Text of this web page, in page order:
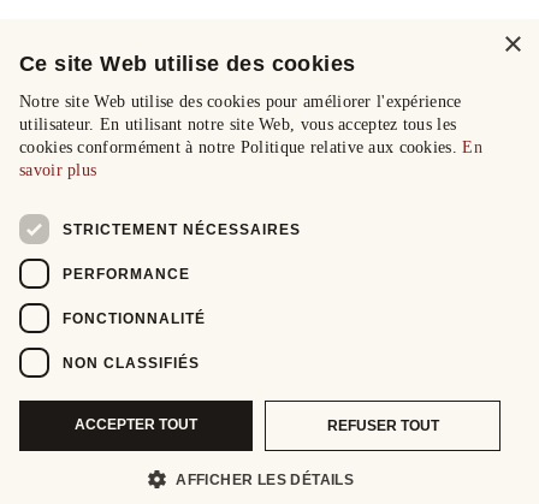
×
Ce site Web utilise des cookies
Notre site Web utilise des cookies pour améliorer l'expérience
utilisateur. En utilisant notre site Web, vous acceptez tous les
cookies conformément à notre Politique relative aux cookies.En
savoir plus
STRICTEMENT NÉCESSAIRES
PERFORMANCE
FONCTIONNALITÉ
NON CLASSIFIÉS
ACCEPTER TOUT REFUSER TOUT
AFFICHER LES DÉTAILS